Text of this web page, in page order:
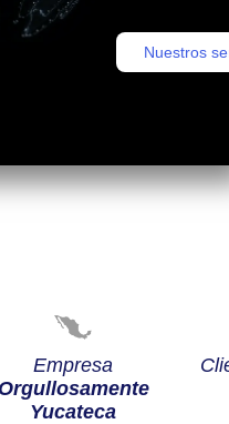
Nuestros
Empresa
Orgullosamente
Yucateca